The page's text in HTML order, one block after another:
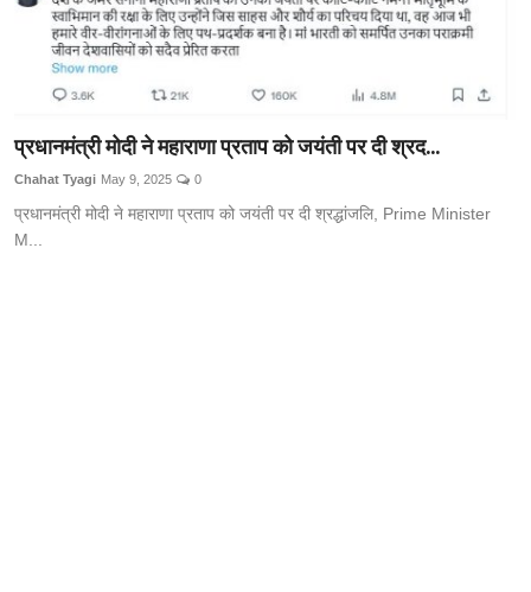
प्रधानमंत्री मोदी ने महाराणा प्रताप को जयंती पर दी श्रद...
Chahat Tyagi May 9, 2025 0
प्रधानमंत्री मोदी ने महाराणा प्रताप को जयंती पर दी श्रद्धांजलि, Prime Minister
M...